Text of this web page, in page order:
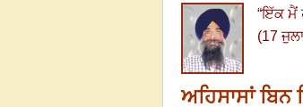
“ਇੱਕ ਮੈਂ
(17
ਅਹਿਸਾਸਾਂ ਬਿਨ